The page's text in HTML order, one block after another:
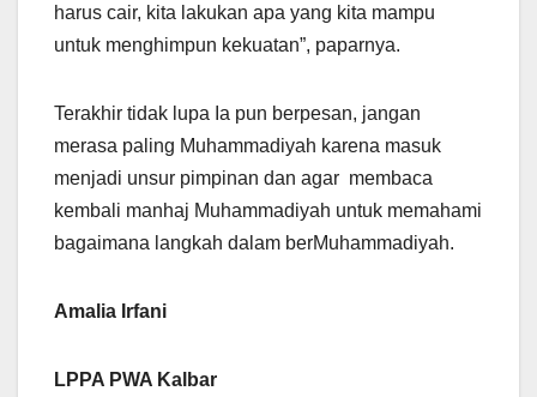
harus cair, kita lakukan apa yang kita mampu
untuk menghimpun kekuatan”, paparnya.
Terakhir tidak lupa Ia pun berpesan, jangan
merasa paling Muhammadiyah karena masuk
menjadi unsur pimpinan dan agar membaca
kembali manhaj Muhammadiyah untuk memahami
bagaimana langkah dalam berMuhammadiyah.
Amalia Irfani
LPPA PWA Kalbar